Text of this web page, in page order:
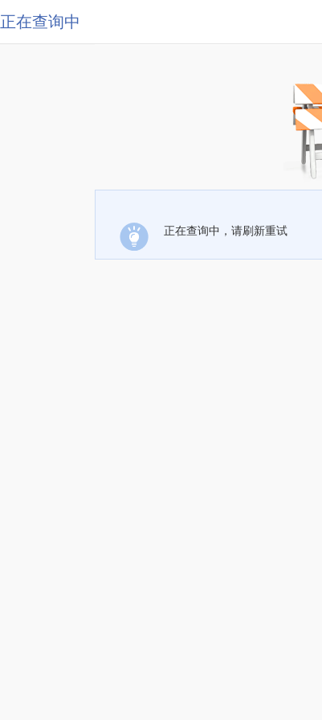
正在查询中
正在查询中，请刷新重试